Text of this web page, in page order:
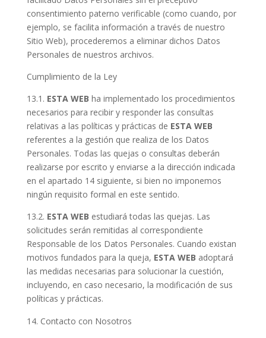
consentimiento paterno verificable (como cuando, por
ejemplo, se facilita información a través de nuestro
Sitio Web), procederemos a eliminar dichos Datos
Personales de nuestros archivos.
Cumplimiento de la Ley
13.1. ESTA WEB ha implementado los procedimientos
necesarios para recibir y responder las consultas
relativas a las políticas y prácticas de ESTA WEB
referentes a la gestión que realiza de los Datos
Personales. Todas las quejas o consultas deberán
realizarse por escrito y enviarse a la dirección indicada
en el apartado 14 siguiente, si bien no imponemos
ningún requisito formal en este sentido.
13.2. ESTA WEB estudiará todas las quejas. Las
solicitudes serán remitidas al correspondiente
Responsable de los Datos Personales. Cuando existan
motivos fundados para la queja, ESTA WEB adoptará
las medidas necesarias para solucionar la cuestión,
incluyendo, en caso necesario, la modificación de sus
políticas y prácticas.
Contacto con Nosotros